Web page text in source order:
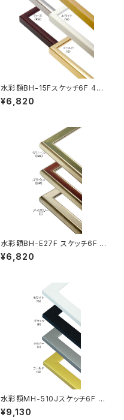
水彩額BH-15Fスケッチ6F 458
×550ミリ
¥6,820
水彩額BH-E27F スケッチ6F 4
58×550ミリ
¥6,820
水彩額MH-510Jスケッチ6F 4
58×550ミリ
¥9,130